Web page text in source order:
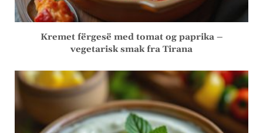
Kremet fërgesë med tomat og paprika –
vegetarisk smak fra Tirana